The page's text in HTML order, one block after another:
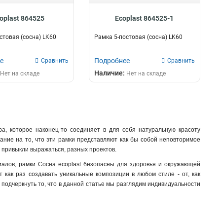
864525
(сосна) LK60
Сравнить
Нет на складе
Ecoplast 864525-1
Рамка 5-постовая (сосна) LK60
Подробнее Сравнить
Наличие: Нет на складе
которое наконец-то соединяет в для себя натуральную красоту
на то, что эти рамки представляют как бы собой неповторимое
выражаться, разных проектов.
рамки Сосна ecoplast безопасны для здоровья и окружающей
раз создавать уникальные композиции в любом стиле - от, как
то, что в данной статье мы разглядим индивидуальности